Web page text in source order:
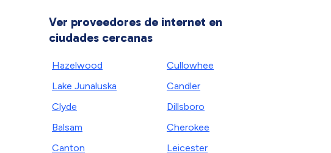
Ver proveedores de internet en
ciudades cercanas
Hazelwood
Lake Junaluska
Clyde
Balsam
Canton
Cullowhee
Candler
Dillsboro
Cherokee
Leicester